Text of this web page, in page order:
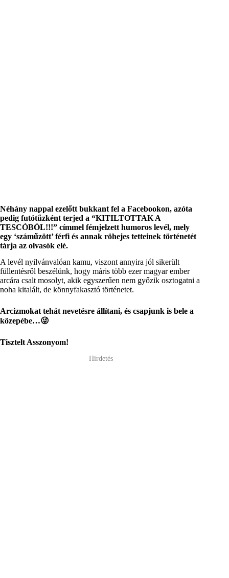
Néhány nappal ezelőtt bukkant fel a Facebookon, azóta
pedig futótűzként terjed a “KITILTOTTAK A
TESCÓBÓL!!!” címmel fémjelzett humoros levél, mely
egy ‘száműzött’ férfi és annak röhejes tetteinek történetét
tárja az olvasók elé.
A levél nyilvánvalóan kamu, viszont annyira jól sikerült
füllentésről beszélünk, hogy máris több ezer magyar ember
arcára csalt mosolyt, akik egyszerűen nem győzik osztogatni a
noha kitalált, de könnyfakasztó történetet.
Arcizmokat tehát nevetésre állítani, és csapjunk is bele a
közepébe…😜
Tisztelt Asszonyom!
Hirdetés